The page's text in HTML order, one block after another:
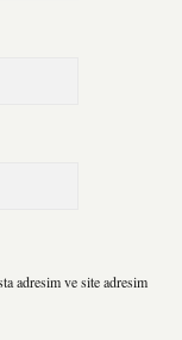
adresim ve site adresim